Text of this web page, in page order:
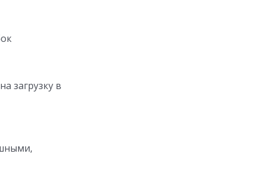
загрузку в